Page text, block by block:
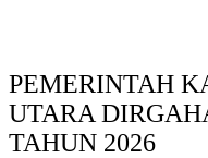
PEMERINTAH
UTARA
TAHUN 2026